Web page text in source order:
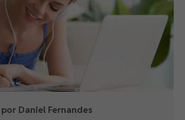
Daniel Fernandes